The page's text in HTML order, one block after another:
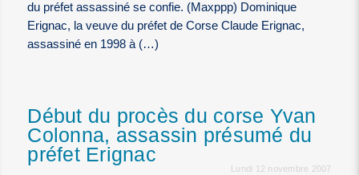
du préfet assassiné se confie. (Maxppp) Dominique
Erignac, la veuve du préfet de Corse Claude Erignac,
assassiné en 1998 à (…)
Début du procès du corse Yvan
Colonna, assassin présumé du
préfet Erignac
Lundi 12 novembre 2007